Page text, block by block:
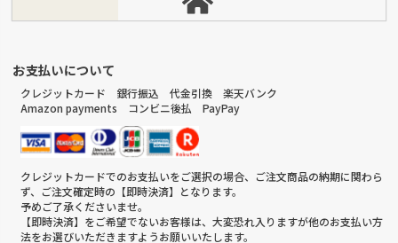
お支払いについて
クレジットカード 銀行振込 代金引換 楽天バンク
Amazon payments コンビニ後払 PayPay
クレジットカードでのお支払いをご選択の場合、ご注文商品の納期に関わら
ず、ご注文確定時の【即時決済】となります。
予めご了承くださいませ。
【即時決済】をご希望でないお客様は、大変恐れ入りますが他のお支払い方
法をお選びいただきますようお願いいたします。